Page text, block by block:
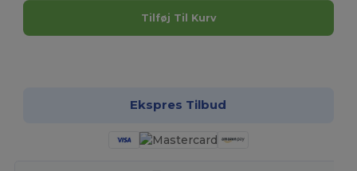
Tilføj Til Kurv
Ekspres Tilbud